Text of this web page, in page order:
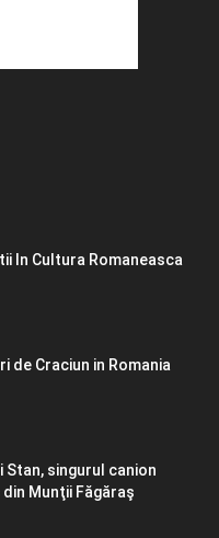
In Cultura Romaneasca
de Craciun in Romania
Stan, singurul canion
Munţii Făgăraş